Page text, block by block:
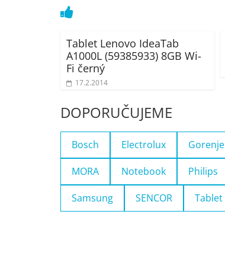
mobilní
telefony,
kávovary,
bazény
Tablet Lenovo IdeaTab
A1000L (59385933) 8GB Wi-
Fi černý
17.2.2014
DOPORUČUJEME
Bosch Electrolux Gorenje
MORA Notebook Philips
Samsung SENCOR Tablet